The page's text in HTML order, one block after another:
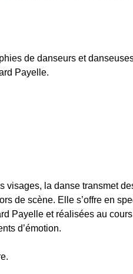
de danseurs et
Payelle.
visages, la danse transmet
de scène. Elle s’offre en
Payelle et réalisées au
d’émotion.